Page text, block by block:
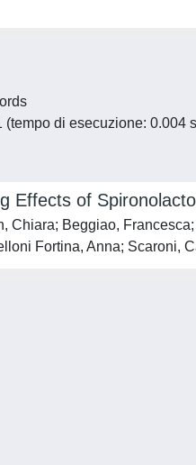
(tempo di esecuzione: 0.004
Effects of
Chiara; Beggiao,
Fortina, Anna; Scaroni,